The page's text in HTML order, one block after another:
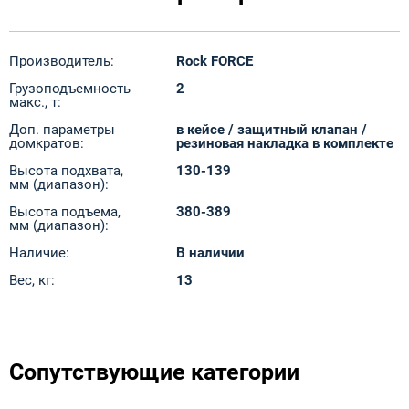
Производитель:
Rock FORCE
Грузоподъемность
макс., т:
2
Доп. параметры
домкратов:
в кейсе / защитный клапан /
резиновая накладка в комплекте
Высота подхвата,
мм (диапазон):
130-139
Высота подъема,
мм (диапазон):
380-389
Наличие:
В наличии
Вес, кг:
13
Сопутствующие категории